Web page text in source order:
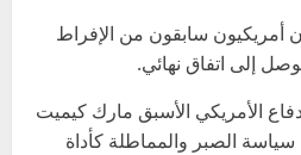
أمريكيون سابقون من الإفراط
إلى اتفاق نهائي.
الأمريكي الأسبق مارك كيميت
سياسة الصبر والمماطلة كأداة